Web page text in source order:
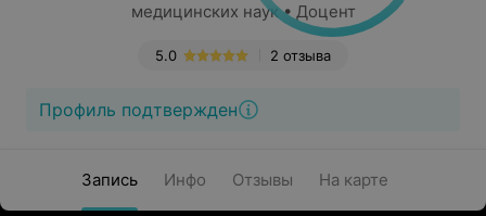
медицинских наук • Доцент
2 отзыва
5.0
Профиль подтвержден
Запись Инфо Отзывы На карте